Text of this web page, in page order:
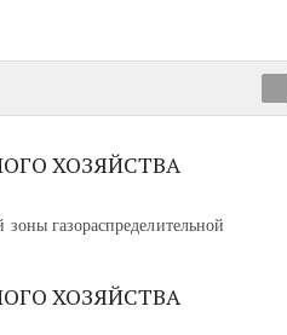
ХОЗЯЙСТВА
газораспределительной
ХОЗЯЙСТВА